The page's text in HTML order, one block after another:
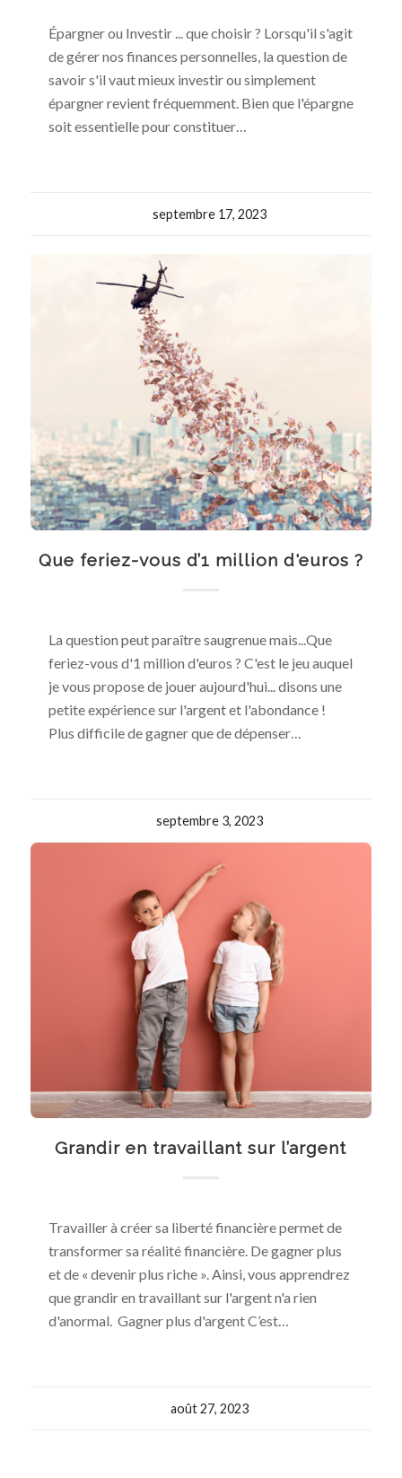
Épargner ou Investir ... que choisir ? Lorsqu'il s'agit
de gérer nos finances personnelles, la question de
savoir s'il vaut mieux investir ou simplement
épargner revient fréquemment. Bien que l'épargne
soit essentielle pour constituer…
septembre 17, 2023
Que feriez-vous d’1 million d'euros ?
La question peut paraître saugrenue mais...Que
feriez-vous d'1 million d'euros ? C'est le jeu auquel
je vous propose de jouer aujourd'hui... disons une
petite expérience sur l'argent et l'abondance !
Plus difficile de gagner que de dépenser…
septembre 3, 2023
Grandir en travaillant sur l’argent
Travailler à créer sa liberté financière permet de
transformer sa réalité financière. De gagner plus
et de « devenir plus riche ». Ainsi, vous apprendrez
que grandir en travaillant sur l'argent n'a rien
d'anormal. Gagner plus d'argent C’est…
août 27, 2023